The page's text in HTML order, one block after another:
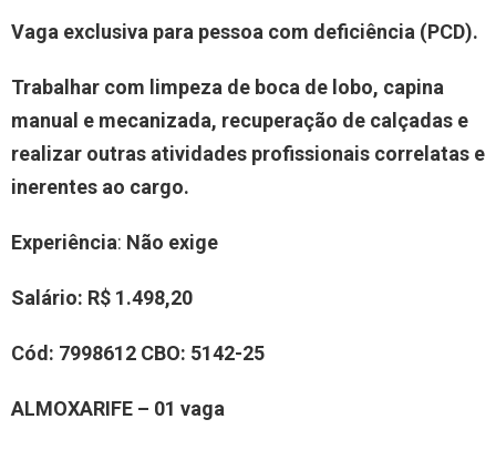
Vaga exclusiva para pessoa com deficiência (PCD).
Trabalhar com limpeza de boca de lobo, capina
manual e mecanizada, recuperação de calçadas e
realizar outras atividades profissionais correlatas e
inerentes ao cargo.
Experiência: Não exige
Salário: R$ 1.498,20
Cód: 7998612 CBO: 5142-25
ALMOXARIFE – 01 vaga